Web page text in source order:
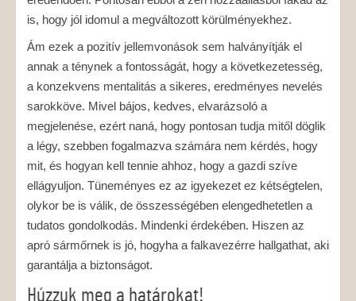
is, hogy jól idomul a megváltozott körülményekhez.
Ám ezek a pozitív jellemvonások sem halványítják el
annak a ténynek a fontosságát, hogy a következetesség,
a konzekvens mentalitás a sikeres, eredményes nevelés
sarokköve. Mivel bájos, kedves, elvarázsoló a
megjelenése, ezért naná, hogy pontosan tudja mitől döglik
a légy, szebben fogalmazva számára nem kérdés, hogy
mit, és hogyan kell tennie ahhoz, hogy a gazdi szíve
ellágyuljon. Tüneményes ez az igyekezet ez kétségtelen,
olykor be is válik, de összességében elengedhetetlen a
tudatos gondolkodás. Mindenki érdekében. Hiszen az
apró sármőrnek is jó, hogyha a falkavezérre hallgathat, aki
garantálja a biztonságot.
Húzzuk meg a határokat!